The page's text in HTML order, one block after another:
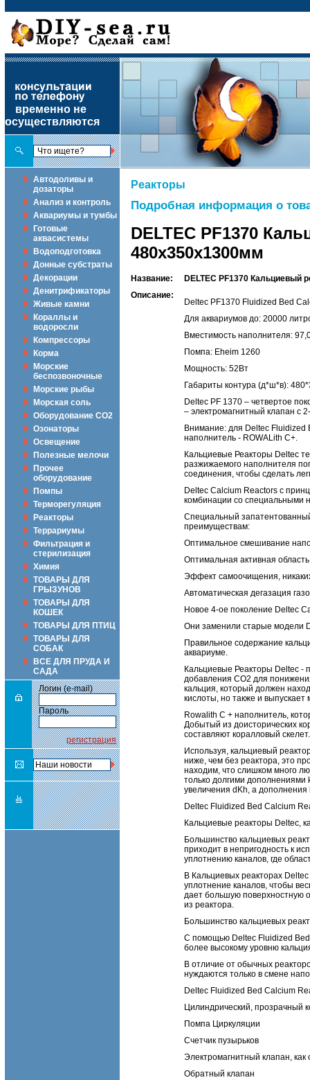
временно не
осуществляются
Автодоливы и
дозаторы
Анализ и контроль
Аквариумы и тумбы
Готовые
аквасистемы
Водоподготовка
Донные субстраты
Декорации
Денитрификаторы
Живые камни
Кораллы и
водоросли
Компрессоры
Корма
Морские
беспозвоночные
Морские рыбы
Морская соль
Оборудование CO2
Озонаторы
Освещение
Полезные мелочи
Прочее
оборудование
Помпы
Терморегуляция
Реакторы
Террариумы
Фильтрация и
стерилизация
Химия
ТОВАРЫ ДЛЯ
ГРЫЗУНОВ
ТОВАРЫ ДЛЯ
КОШЕК
ТОВАРЫ ДЛЯ ПТИЦ
ТОВАРЫ ДЛЯ
СОБАК
ВСЕ ДЛЯ ПРУДА И
САДА
Логин (e-mail)
Пароль
регистрация
Реакторы
Подробная информация о
DELTEC PF1370
480x350x1300мм
Название:
DELTEC PF1370 Кальциевый
Описание:
Deltec PF1370 Fluidized Bed
Для аквариумов до: 20000
Вместимость наполнителя:
Помпа: Eheim 1260
Мощность: 52Вт
Габариты контура (д*ш*в):
Deltec PF 1370 – четвертое
– электромагнитный клапан с
Внимание: для Deltec Fluidized
наполнитель - ROWALith C+.
Кальциевые Реакторы Deltec
разжижаемого наполнителя
соединения, чтобы сделать
Deltec Calcium Reactors с
комбинации со специальными
Специальный
преимуществам:
Оптимальное смешивание
Оптимальная активная
Эффект самоочищения,
Автоматическая дегазация
Новое 4-ое поколение Deltec
Они заменили старые модели
Правильное содержание
аквариуме.
Кальциевые Реакторы Deltec -
добавления CO2 для
кальция, который должен
кислоты, но также и
Rowalith C + наполнитель,
Добытый из доисторических
составляют коралловый скелет.
Используя, кальциевый
ниже, чем без реактора, это
находим, что слишком много
только долгими
увеличения dKh, а
Deltec Fluidized Bed Calcium
Кальциевые реакторы Deltec,
Большинство кальциевых
приходит в непригодность к
уплотнению каналов, где
В Кальциевых реакторах
уплотнение каналов, чтобы
дает большую поверхностную
из реактора.
Большинство кальциевых
С помощью Deltec Fluidized Bed
более высокому уровню
В отличие от обычных
нуждаются только в смене
Deltec Fluidized Bed Calcium
Цилиндрический, прозрачный
Помпа Циркуляции
Счетчик пузырьков
Электромагнитный клапан, как
Обратный клапан